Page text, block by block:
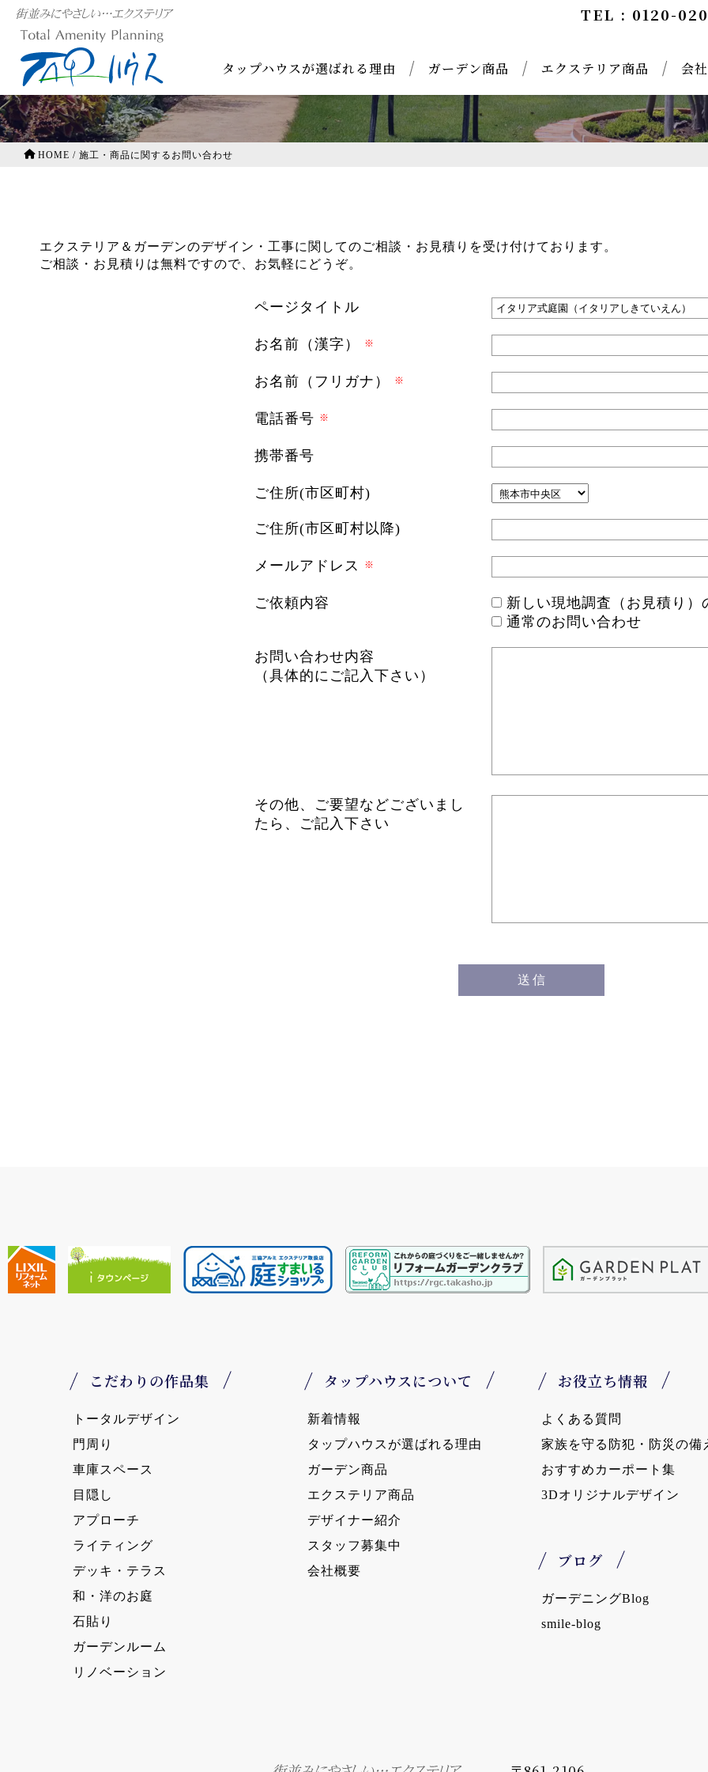
TEL : 0120-
タップハウスが選ばれる理由 ガーデン商品 エクステリア商品 会
施工・商品に関するお問い合わせ
HOME / 施工・商品に関するお問い合わせ
エクステリア＆ガーデンのデザイン・工事に関してのご相談・お見積りを受け付けております。
ご相談・お見積りは無料ですので、お気軽にどうぞ。
ページタイトル
お名前（漢字）
お名前（フリガナ）
電話番号
携帯番号
ご住所(市区町村)
ご住所(市区町村以降)
メールアドレス
ご依頼内容
新しい現地調査（お見積り）
通常のお問い合わせ
お問い合わせ内容
（具体的にご記入下さい）
その他、ご要望などございまし
たら、ご記入下さい
こだわりの作品集
トータルデザイン
門周り
車庫スペース
目隠し
アプローチ
ライティング
デッキ・テラス
和・洋のお庭
石貼り
ガーデンルーム
リノベーション
タップハウスについて
新着情報
タップハウスが選ばれる理由
ガーデン商品
エクステリア商品
デザイナー紹介
スタッフ募集中
会社概要
お役立ち情報
よくある質問
家族を守る防犯・防災の備
おすすめカーポート集
3Dオリジナルデザイン
ブログ
ガーデニングBlog
smile-blog